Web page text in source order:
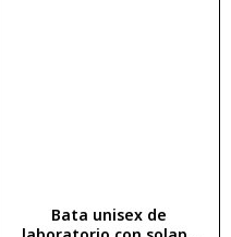
Bata unisex de